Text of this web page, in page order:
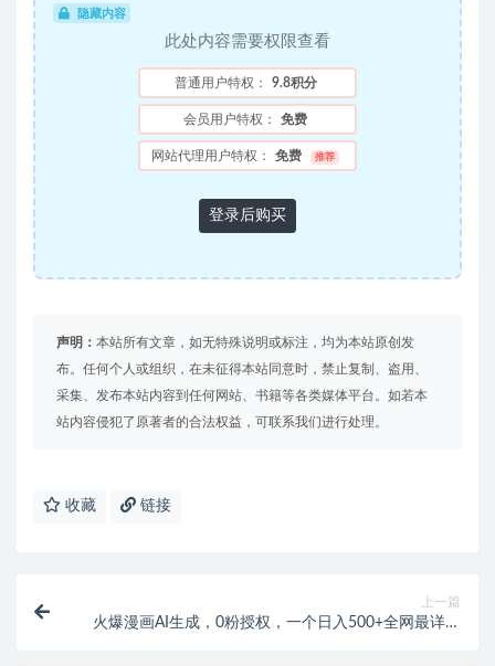
隐藏内容
此处内容需要权限查看
普通用户特权： 9.8积分
会员用户特权： 免费
网站代理用户特权： 免费 推荐
登录后购买
声明： 本站所有文章，如无特殊说明或标注，均为本站原创发
布。任何个人或组织，在未征得本站同意时，禁止复制、盗用、
采集、发布本站内容到任何网站、书籍等各类媒体平台。如若本
站内容侵犯了原著者的合法权益，可联系我们进行处理。
收藏 链接
上一篇
火爆漫画AI生成，0粉授权，一个日入500+全网最详细